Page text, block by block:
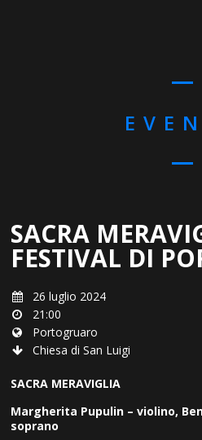
SACRA
FESTIVAL DI
26 luglio 2024
21:00
Portogruaro
Chiesa di San Luigi
SACRA MERAVIGLIA
Margherita Pupulin – violino,
soprano